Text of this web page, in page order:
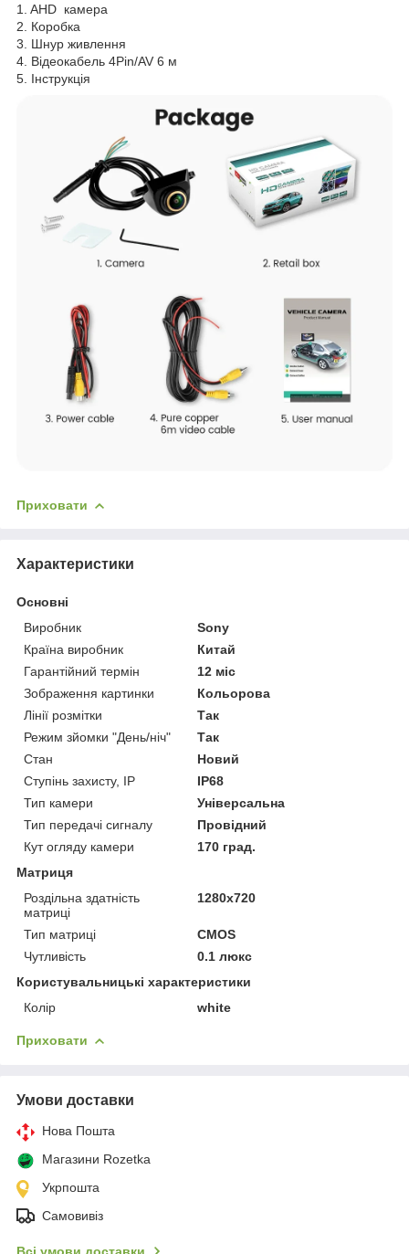
1. AHD камера
2. Коробка
3. Шнур живлення
4. Відеокабель 4Pin/AV 6 м
5. Інструкція
Приховати
Характеристики
Основні
Виробник
Sony
Країна виробник
Китай
Гарантійний термін
12 міс
Зображення картинки
Кольорова
Лінії розмітки
Так
Режим зйомки "День/ніч"
Так
Стан
Новий
Ступінь захисту, IP
IP68
Тип камери
Універсальна
Тип передачі сигналу
Провідний
Кут огляду камери
170 град.
Матриця
Роздільна здатність
матриці
1280x720
Тип матриці
CMOS
Чутливість
0.1 люкс
Користувальницькі характеристики
Колір
white
Приховати
Умови доставки
Нова Пошта
Магазини Rozetka
Укрпошта
Самовивіз
Всі умови доставки